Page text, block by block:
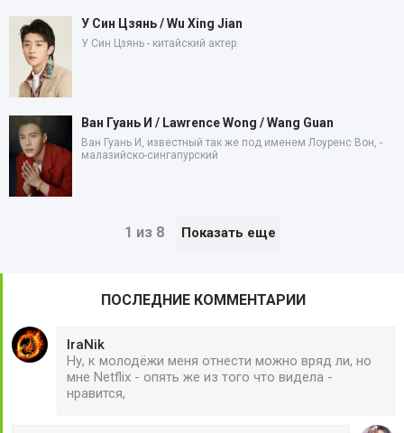
У Син Цзянь / Wu Xing Jian
У Син Цзянь - китайский актер.
Ван Гуань И / Lawrence Wong / Wang Guan
Ван Гуань И, известный так же под именем Лоуренс Вон, -
малазийско-сингапурский
1 из 8 Показать еще
ПОСЛЕДНИЕ КОММЕНТАРИИ
IraNik
Ну, к молодёжи меня отнести можно вряд ли, но
мне Netflix - опять же из того что видела -
нравится,